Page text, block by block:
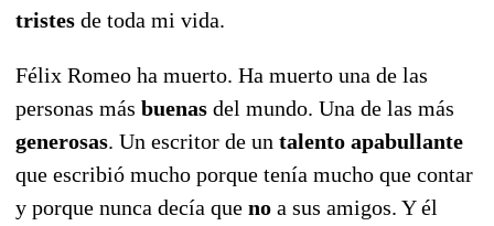
tristes de toda mi vida.
Félix Romeo ha muerto. Ha muerto una de las
personas más buenas del mundo. Una de las más
generosas. Un escritor de un talento apabullante
que escribió mucho porque tenía mucho que contar
y porque nunca decía que no a sus amigos. Y él